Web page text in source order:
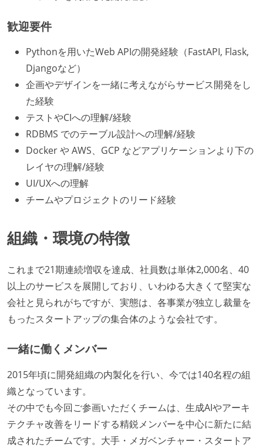
歓迎要件
Pythonを用いたWeb APIの開発経験（FastAPI, Flask,
Djangoなど）
企画やデザインを一緒に考えながらサービス開発をし
た経験
テストやCIへの理解/経験
RDBMS でのテーブル設計への理解/経験
Docker や AWS、GCP などアプリケーションより下の
レイヤの理解/経験
UI/UXへの理解
チームやプロジェクトのリード経験
組織・環境の特徴
これまで21期連続増収を達成、社員数は単体2,000名、40
以上のサービスを展開しており、いわゆる大きくて堅実な
会社と見られがちですが、実態は、各事業が独立し裁量を
もったスタートアップの集合体のような会社です。
一緒に働くメンバー
2015年頃に開発組織の内製化を行い、今では140名程の組
織となっています。
その中でも今回ご参画いただくチームは、生成AIやアーキ
テクチャ改善をリードする精鋭メンバーを中心に新たに結
成されたチームです。大手・メガベンチャー・スタートア